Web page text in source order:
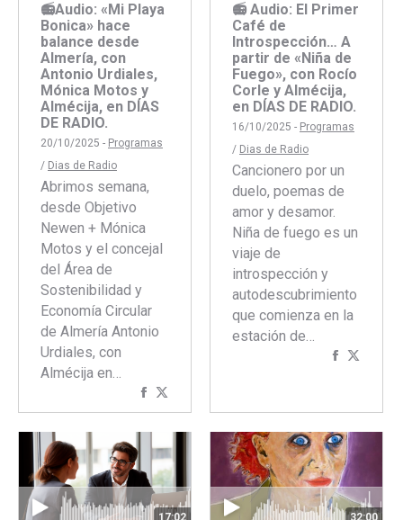
📻Audio: «Mi Playa
Bonica» hace
balance desde
Almería, con
Antonio Urdiales,
Mónica Motos y
Almécija, en DÍAS
DE RADIO.
20/10/2025 - Programas
/ Dias de Radio
Abrimos semana,
desde Objetivo
Newen + Mónica
Motos y el concejal
del Área de
Sostenibilidad y
Economía Circular
de Almería Antonio
Urdiales, con
Almécija en…
Compartir
con
Facebook
con
Twitter
📻 Audio: El Primer
Café de
Introspección… A
partir de «Niña de
Fuego», con Rocío
Corle y Almécija,
en DÍAS DE RADIO.
16/10/2025 - Programas
/ Dias de Radio
Cancionero por un
duelo, poemas de
amor y desamor.
Niña de fuego es un
viaje de
introspección y
autodescubrimiento
que comienza en la
estación de…
Compartir